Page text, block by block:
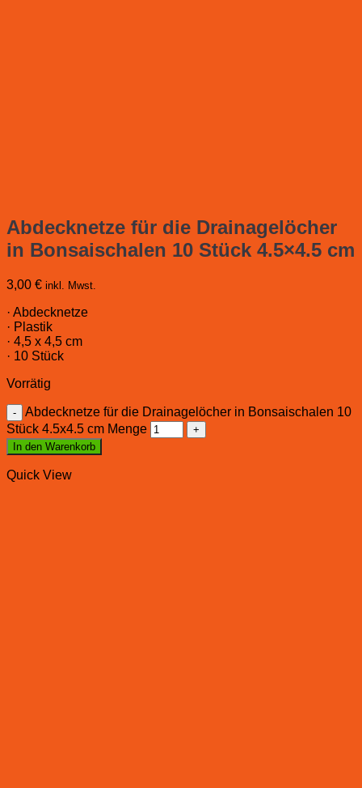
Abdecknetze für die Drainagelöcher
in Bonsaischalen 10 Stück 4.5×4.5 cm
3,00 € inkl. Mwst.
· Abdecknetze
· Plastik
· 4,5 x 4,5 cm
· 10 Stück
Vorrätig
Abdecknetze für die Drainagelöcher in Bonsaischalen 10
Stück 4.5x4.5 cm Menge
In den Warenkorb
Quick View